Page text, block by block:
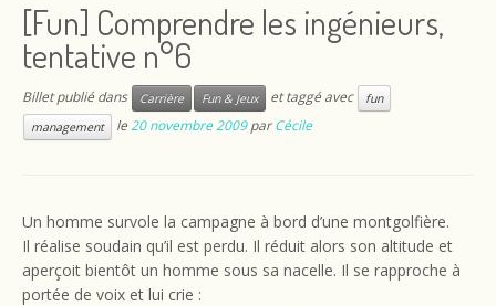
[Fun] Comprendre les ingénieurs,
tentative n°6
Billet publié dans Carrière Fun & Jeux et taggé avec
fun
management
le20 novembre 2009 parCécile
Un homme survole la campagne à bord d’une montgolfière.
Il réalise soudain qu’il est perdu. Il réduit alors son altitude et
aperçoit bientôt un homme sous sa nacelle. Il se rapproche à
portée de voix et lui crie :